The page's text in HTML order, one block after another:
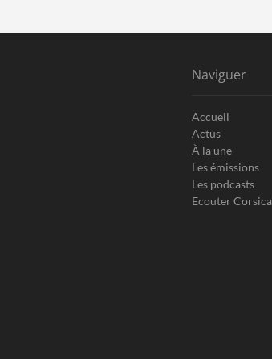
Naviguer
Accueil
Actus
À la une
Les émissions
Les podcasts
Ecouter